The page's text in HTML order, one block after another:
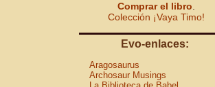
Comprar el libro
Colección ¡Vaya Timo!
Evo-enlaces:
Aragosaurus
Archosaur Musings